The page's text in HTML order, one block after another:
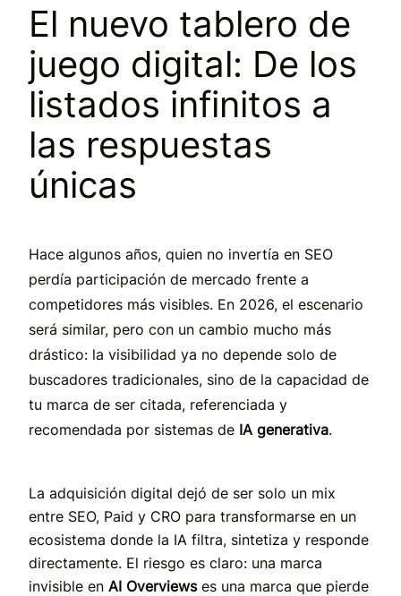
El nuevo tablero de
juego digital: De los
listados infinitos a
las respuestas
únicas
Hace algunos años, quien no invertía en SEO
perdía participación de mercado frente a
competidores más visibles. En 2026, el escenario
será similar, pero con un cambio mucho más
drástico: la visibilidad ya no depende solo de
buscadores tradicionales, sino de la capacidad de
tu marca de ser citada, referenciada y
recomendada por sistemas de IA generativa.
La adquisición digital dejó de ser solo un mix
entre SEO, Paid y CRO para transformarse en un
ecosistema donde la IA filtra, sintetiza y responde
directamente. El riesgo es claro: una marca
invisible en AI Overviewses una marca que pierde